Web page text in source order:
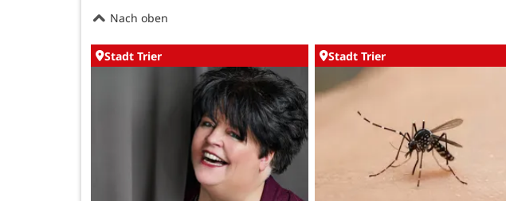
Nach oben
Stadt Trier Stadt Trier